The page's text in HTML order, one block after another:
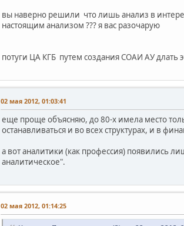
вы наверно решили что лишь анализ в
настоящим анализом ??? я вас разочарую
потуги ЦА КГБ путем создания СОАИ АУ длать
02 мая 2012, 01:03:41
еще проще объясняю, до 80-х имела место
останавливаться и во всех структурах, и в
а вот аналитики (как профессия) появились
аналитическое".
02 мая 2012, 01:14:25